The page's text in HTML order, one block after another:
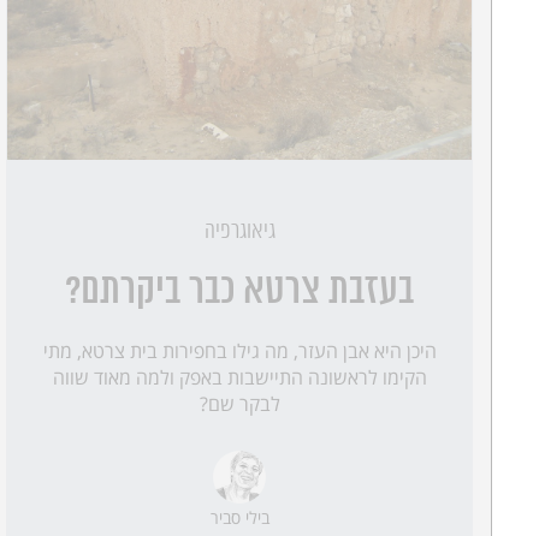
גיאוגרפיה
בעזבת צרטא כבר ביקרתם?
היכן היא אבן העזר, מה גילו בחפירות בית צרטא, מתי
הקימו לראשונה התיישבות באפק ולמה מאוד שווה
לבקר שם?
בילי סביר